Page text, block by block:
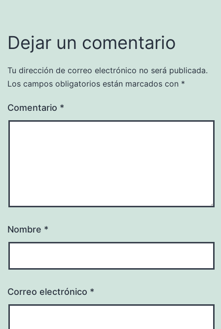
Dejar un comentario
Tu dirección de correo electrónico no será publicada.
Los campos obligatorios están marcados con *
Comentario *
Nombre *
Correo electrónico *